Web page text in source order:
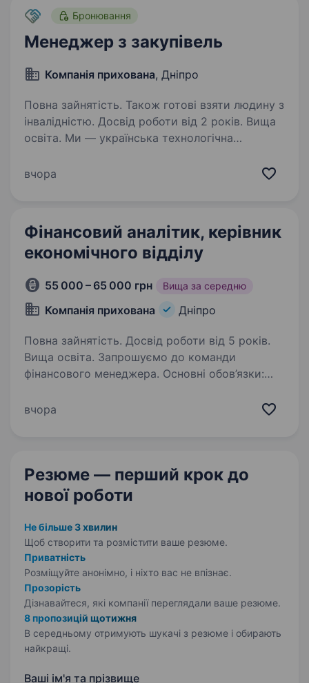
Бронювання
Менеджер з закупівель
Компанія прихована, Дніпро
Повна зайнятість. Також готові взяти людину з
інвалідністю. Досвід роботи від 2 років. Вища
освіта. Ми — українська технологічна
високотехнологічні рішення для оборонної
вчора
Фінансовий аналітик, керівник
економічного відділу
55 000 – 65 000 грн Вища за середню
Компанія прихована Дніпро
Повна зайнятість. Досвід роботи від 5 років.
Вища освіта. Запрошуємо до команди
фінансового менеджера. Основні обов’язки:
баланс, P&L), виявлення помилок та відхилень.
вчора
Резюме — перший крок до
нової роботи
Не більше 3 хвилин
Щоб створити та розмістити ваше резюме.
Приватність
Розміщуйте анонімно, і ніхто вас не впізнає.
Прозорість
Дізнавайтеся, які компанії переглядали ваше резюме.
8 пропозицій щотижня
В середньому отримують шукачі з резюме і обирають
найкращі.
Ваші ім'я та прізвище